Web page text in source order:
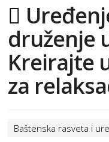
druženje
Kreirajte
za
Baštenska rasveta i